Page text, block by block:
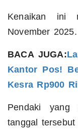
Kenaikan ini
November 2025.
BACA JUGA:
Kantor Pos!
Kesra Rp900
Pendaki yang
tanggal